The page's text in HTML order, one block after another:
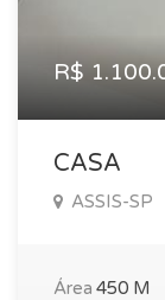
R$
CASA
ASSIS-SP
Área 450 M